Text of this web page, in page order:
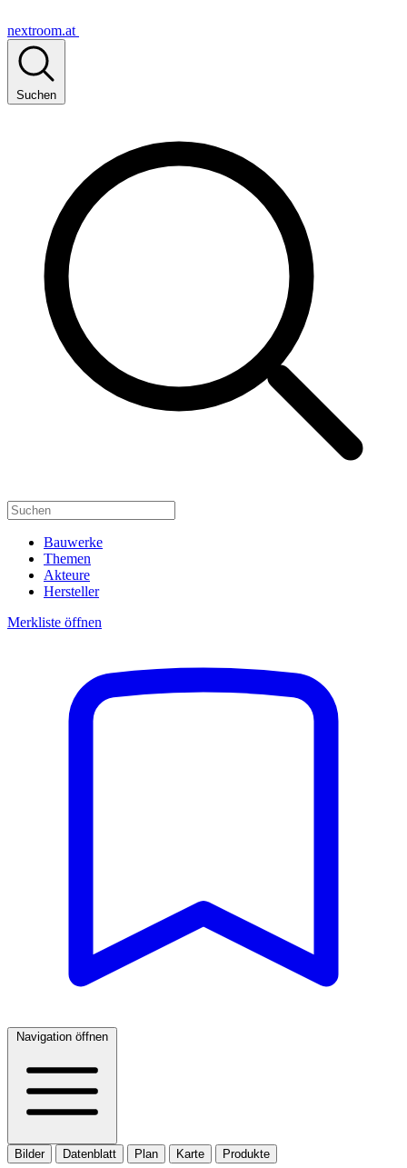
nextroom.at
Suchen
Bauwerke
Themen
Akteure
Hersteller
Merkliste öffnen
Navigation öffnen
Bilder Datenblatt Plan Karte Produkte